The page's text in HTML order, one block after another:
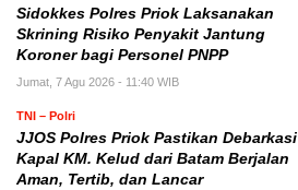
Sidokkes Polres Priok Laksanakan
Skrining Risiko Penyakit Jantung
Koroner bagi Personel PNPP
Jumat, 7 Agu 2026 - 11:40 WIB
TNI – Polri
JJOS Polres Priok Pastikan Debarkasi
Kapal KM. Kelud dari Batam Berjalan
Aman, Tertib, dan Lancar